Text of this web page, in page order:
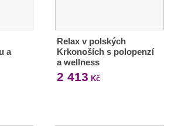
a
Relax v polských
Krkonoších s polopenzí
a wellness
2 413 Kč